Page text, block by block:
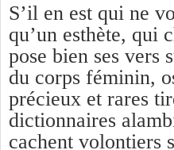
S’il en est qui ne
qu’un esthète, qui
pose bien ses vers
du corps féminin,
précieux et rares
dictionnaires
cachent volontiers